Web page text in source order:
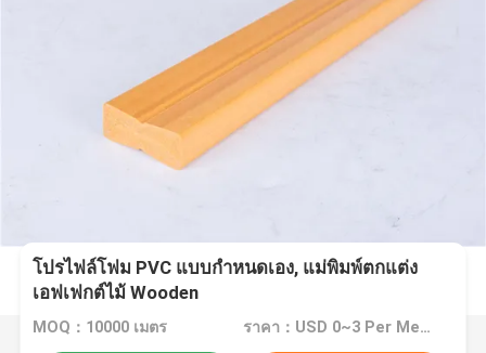
โปรไฟล์โฟม PVC แบบกำหนดเอง, แม่พิมพ์ตกแต่ง
เอฟเฟกต์ไม้ Wooden
MOQ：10000 เมตร ราคา：USD 0~3 Per Meter